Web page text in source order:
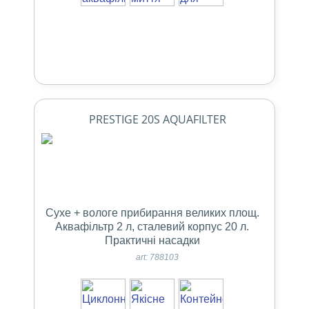
PRESTIGE 20S AQUAFILTER
Сухе + вологе прибирання великих площ.
Аквафільтр 2 л, сталевий корпус 20 л.
Практичні насадки
art: 788103